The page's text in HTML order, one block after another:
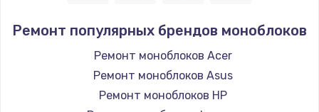
Ремонт популярных брендов моноблоков
Ремонт моноблоков Acer
Ремонт моноблоков Asus
Ремонт моноблоков HP